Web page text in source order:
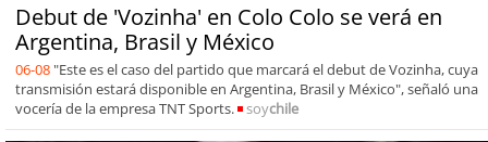
Debut de 'Vozinha' en Colo Colo se verá en
Argentina, Brasil y México
06-08 "Este es el caso del partido que marcará el debut de Vozinha, cuya
transmisión estará disponible en Argentina, Brasil y México", señaló una
vocería de la empresa TNT Sports.
soychile